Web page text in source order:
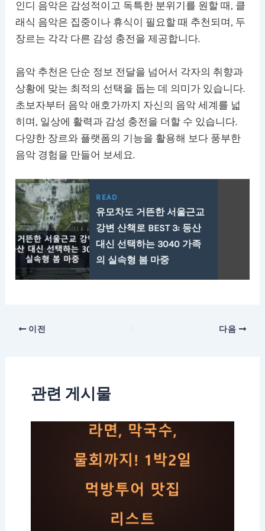
인디 음악은 감성적이고 독특한 분위기를 원할 때, 클
래식 음악은 집중이나 휴식이 필요할 때 추천되며, 두
장르는 각각 다른 감성 충전을 제공합니다.
음악 추천은 단순 정보 전달을 넘어서 각자의 취향과
상황에 맞는 최적의 선택을 돕는 데 의미가 있습니다.
초보자부터 음악 애호가까지 자신의 음악 세계를 넓
히며, 일상에 활력과 감성 충전을 더할 수 있습니다.
다양한 장르와 플랫폼의 기능을 활용해 보다 풍부한
음악 경험을 만들어 보세요.
READ
유모차도 거뜬한 서울근교
강변 산책로 BEST 3: 등산
대신 선택하는 3040 가족
의 실속형 봄 마중
이전 다음
관련 게시물